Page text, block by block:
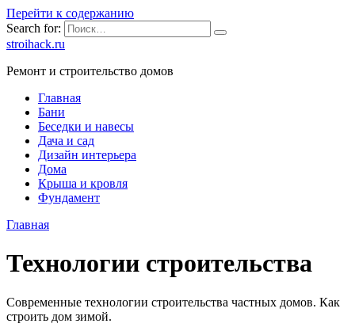
Перейти к содержанию
Search for:
stroihack.ru
Ремонт и строительство домов
Главная
Бани
Беседки и навесы
Дача и сад
Дизайн интерьера
Дома
Крыша и кровля
Фундамент
Главная
Технологии строительства
Современные технологии строительства частных домов. Как
строить дом зимой.